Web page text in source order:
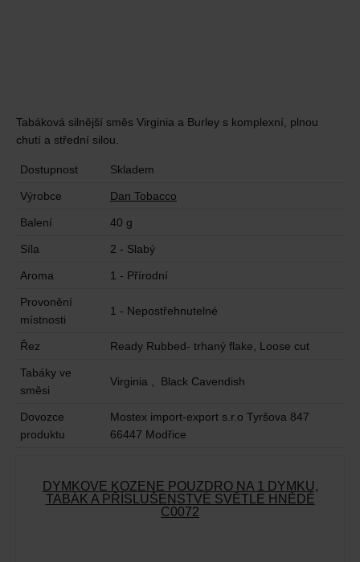
Tabáková silnější směs Virginia a Burley s komplexní, plnou
chutí a střední silou.
Dostupnost Skladem
Výrobce Dan Tobacco
Balení 40 g
Síla 2 - Slabý
Aroma 1 - Přírodní
Provonění
místnosti
1 - Nepostřehnutelné
Řez Ready Rubbed- trhaný flake, Loose cut
Tabáky ve
směsi
Virginia , Black Cavendish
Dovozce
produktu
Mostex import-export s.r.o Tyršova 847
66447 Modřice
DÝMKOVÉ KOŽENÉ POUZDRO NA 1 DÝMKU,
TABÁK A PŘÍSLUŠENSTVÉ SVĚTLE HNĚDÉ
C0072